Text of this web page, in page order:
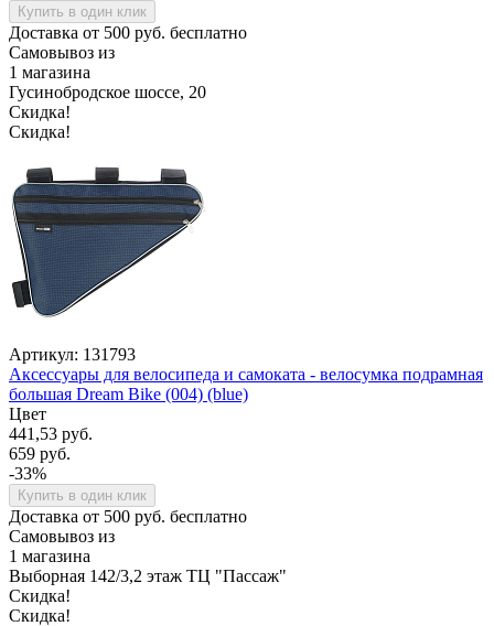
Купить в один клик
Доставка от 500 руб. бесплатно
Самовывоз из
1 магазина
Гусинобродское шоссе, 20
Скидка!
Скидка!
Артикул: 131793
Аксессуары для велосипеда и самоката - велосумка подрамная
большая Dream Bike (004) (blue)
Цвет
441,53 руб.
659 руб.
-33%
Купить в один клик
Доставка от 500 руб. бесплатно
Самовывоз из
1 магазина
Выборная 142/3,2 этаж ТЦ "Пассаж"
Скидка!
Скидка!